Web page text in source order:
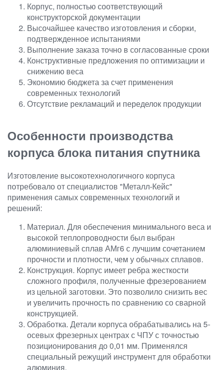
Корпус, полностью соответствующий
конструкторской документации
Высочайшее качество изготовления и сборки,
подтвержденное испытаниями
Выполнение заказа точно в согласованные сроки
Конструктивные предложения по оптимизации и
снижению веса
Экономию бюджета за счет применения
современных технологий
Отсутствие рекламаций и переделок продукции
Особенности производства
корпуса блока питания спутника
Изготовление высокотехнологичного корпуса
потребовало от специалистов "Металл-Кейс"
применения самых современных технологий и
решений:
Материал. Для обеспечения минимального веса и
высокой теплопроводности был выбран
алюминиевый сплав АМг6 с лучшим сочетанием
прочности и плотности, чем у обычных сплавов.
Конструкция. Корпус имеет ребра жесткости
сложного профиля, полученные фрезерованием
из цельной заготовки. Это позволило снизить вес
и увеличить прочность по сравнению со сварной
конструкцией.
Обработка. Детали корпуса обрабатывались на 5-
осевых фрезерных центрах с ЧПУ с точностью
позиционирования до 0,01 мм. Применялся
специальный режущий инструмент для обработки
алюминия.